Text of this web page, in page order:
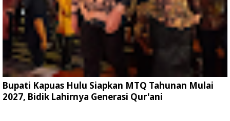
Bupati Kapuas Hulu Siapkan MTQ Tahunan Mulai
2027, Bidik Lahirnya Generasi Qur'ani